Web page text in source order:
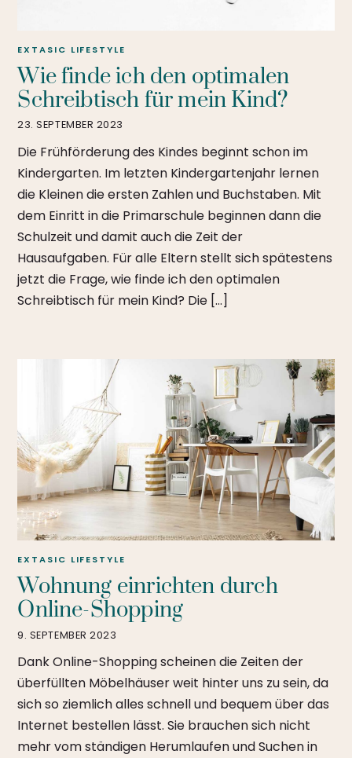
23. SEPTEMBER 2023
Wie finde ich den optimalen
Schreibtisch für mein Kind?
EXTASIC LIFESTYLE
Die Frühförderung des Kindes beginnt schon im
Kindergarten. Im letzten Kindergartenjahr lernen
die Kleinen die ersten Zahlen und Buchstaben. Mit
dem Einritt in die Primarschule beginnen dann die
Schulzeit und damit auch die Zeit der
Hausaufgaben. Für alle Eltern stellt sich spätestens
jetzt die Frage, wie finde ich den optimalen
Schreibtisch für mein Kind? Die […]
9. SEPTEMBER 2023
Wohnung einrichten durch
Online-Shopping
EXTASIC LIFESTYLE
Dank Online-Shopping scheinen die Zeiten der
überfüllten Möbelhäuser weit hinter uns zu sein, da
sich so ziemlich alles schnell und bequem über das
Internet bestellen lässt. Sie brauchen sich nicht
mehr vom ständigen Herumlaufen und Suchen in